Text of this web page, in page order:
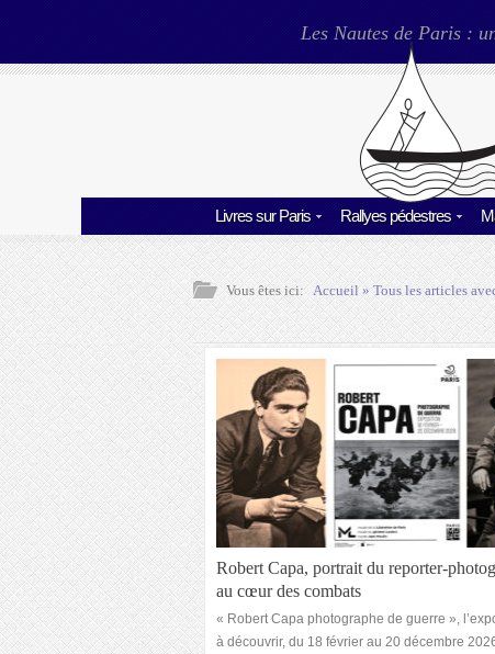
Les Nautes de Paris :
Livres sur Paris Rallyes pédestres
Vous êtes ici: Accueil» Tous les articles
Robert Capa, portrait du reporter-
au cœur des combats
« Robert Capa photographe de guerre »,
à découvrir, du 18 février au 20 décembre